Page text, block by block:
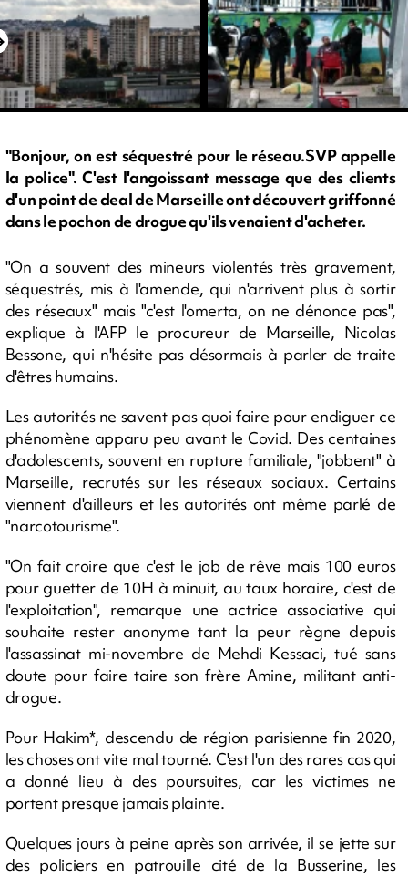
"Bonjour, on est séquestré pour le réseau.SVP appelle
la police". C'est l'angoissant message que des clients
d'un point de deal de Marseille ont découvert griffonné
dans le pochon de drogue qu'ils venaient d'acheter.
"On a souvent des mineurs violentés très gravement,
séquestrés, mis à l'amende, qui n'arrivent plus à sortir
des réseaux" mais "c'est l'omerta, on ne dénonce pas",
explique à l'AFP le procureur de Marseille, Nicolas
Bessone, qui n'hésite pas désormais à parler de traite
d'êtres humains.
Les autorités ne savent pas quoi faire pour endiguer ce
phénomène apparu peu avant le Covid. Des centaines
d'adolescents, souvent en rupture familiale, "jobbent" à
Marseille, recrutés sur les réseaux sociaux. Certains
viennent d'ailleurs et les autorités ont même parlé de
"narcotourisme".
"On fait croire que c'est le job de rêve mais 100 euros
pour guetter de 10H à minuit, au taux horaire, c'est de
l'exploitation", remarque une actrice associative qui
souhaite rester anonyme tant la peur règne depuis
l'assassinat mi-novembre de Mehdi Kessaci, tué sans
doute pour faire taire son frère Amine, militant anti-
drogue.
Pour Hakim*, descendu de région parisienne fin 2020,
les choses ont vite mal tourné. C'est l'un des rares cas qui
a donné lieu à des poursuites, car les victimes ne
portent presque jamais plainte.
Quelques jours à peine après son arrivée, il se jette sur
des policiers en patrouille cité de la Busserine, les